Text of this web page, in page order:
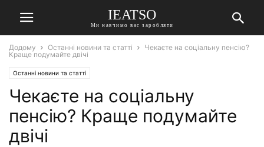
IEATSO
Ми навчимо вас заробляти
Додому Останні новини та статті
Чекаєте на соціальну пенсію?
Краще подумайте двічі
Останні новини та статті
Чекаєте на соціальну
пенсію? Краще подумайте
двічі